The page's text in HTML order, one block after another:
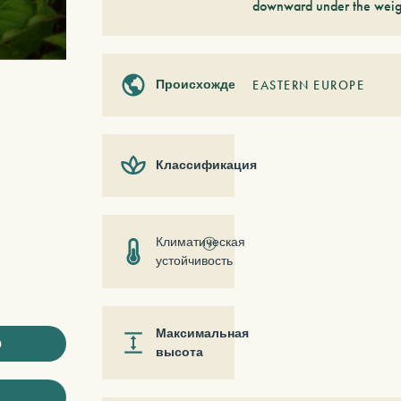
downward under the
ПроисхождениеEASTERN EUROPE
Классификация
Климатическая
устойчивость
ⓘ
Максимальная
высота